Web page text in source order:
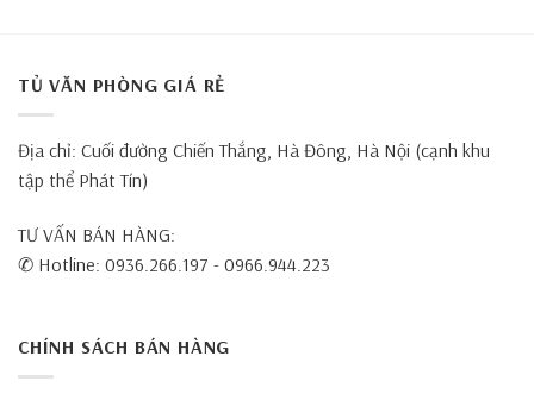
TỦ VĂN PHÒNG GIÁ RẺ
Địa chỉ: Cuối đường Chiến Thắng, Hà Đông, Hà Nội (cạnh khu
tập thể Phát Tín)
TƯ VẤN BÁN HÀNG:
✆ Hotline: 0936.266.197 - 0966.944.223
CHÍNH SÁCH BÁN HÀNG